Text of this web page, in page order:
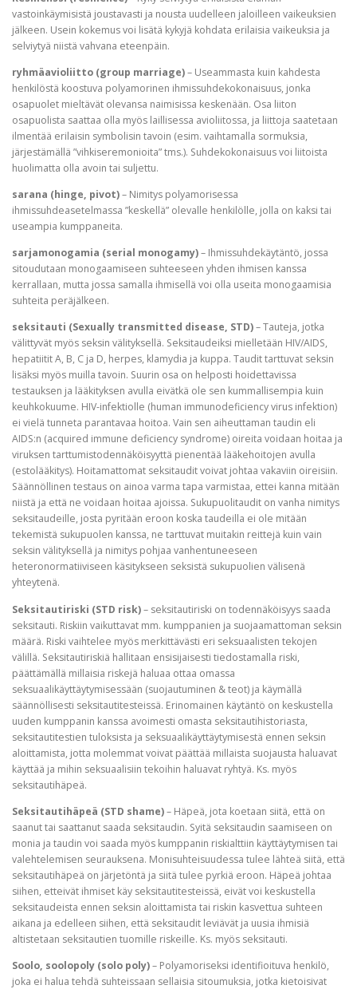
vastoinkäymisistä joustavasti ja nousta uudelleen jaloilleen vaikeuksien
jälkeen. Usein kokemus voi lisätä kykyjä kohdata erilaisia vaikeuksia ja
selviytyä niistä vahvana eteenpäin.
ryhmäavioliitto (group marriage)– Useammasta kuin kahdesta
henkilöstä koostuva polyamorinen ihmissuhdekokonaisuus, jonka
osapuolet mieltävät olevansa naimisissa keskenään. Osa liiton
osapuolista saattaa olla myös laillisessa avioliitossa, ja liittoja saatetaan
ilmentää erilaisin symbolisin tavoin (esim. vaihtamalla sormuksia,
järjestämällä ”vihkiseremonioita” tms.). Suhdekokonaisuus voi liitoista
huolimatta olla avoin tai suljettu.
sarana (hinge, pivot)– Nimitys polyamorisessa
ihmissuhdeasetelmassa ”keskellä” olevalle henkilölle, jolla on kaksi tai
useampia kumppaneita.
sarjamonogamia (serial monogamy)– Ihmissuhdekäytäntö, jossa
sitoudutaan monogaamiseen suhteeseen yhden ihmisen kanssa
kerrallaan, mutta jossa samalla ihmisellä voi olla useita monogaamisia
suhteita peräjälkeen.
seksitauti (Sexually transmitted disease, STD)– Tauteja, jotka
välittyvät myös seksin välityksellä. Seksitaudeiksi mielletään HIV/AIDS,
hepatiitit A, B, C ja D, herpes, klamydia ja kuppa. Taudit tarttuvat seksin
lisäksi myös muilla tavoin. Suurin osa on helposti hoidettavissa
testauksen ja lääkityksen avulla eivätkä ole sen kummallisempia kuin
keuhkokuume. HIV-infektiolle (human immunodeficiency virus infektion)
ei vielä tunneta parantavaa hoitoa. Vain sen aiheuttaman taudin eli
AIDS:n (acquired immune deficiency syndrome) oireita voidaan hoitaa ja
viruksen tarttumistodennäköisyyttä pienentää lääkehoitojen avulla
(estolääkitys). Hoitamattomat seksitaudit voivat johtaa vakaviin oireisiin.
Säännöllinen testaus on ainoa varma tapa varmistaa, ettei kanna mitään
niistä ja että ne voidaan hoitaa ajoissa. Sukupuolitaudit on vanha nimitys
seksitaudeille, josta pyritään eroon koska taudeilla ei ole mitään
tekemistä sukupuolen kanssa, ne tarttuvat muitakin reittejä kuin vain
seksin välityksellä ja nimitys pohjaa vanhentuneeseen
heteronormatiiviseen käsitykseen seksistä sukupuolien välisenä
yhteytenä.
Seksitautiriski (STD risk)– seksitautiriski on todennäköisyys saada
seksitauti. Riskiin vaikuttavat mm. kumppanien ja suojaamattoman seksin
määrä. Riski vaihtelee myös merkittävästi eri seksuaalisten tekojen
välillä. Seksitautiriskiä hallitaan ensisijaisesti tiedostamalla riski,
päättämällä millaisia riskejä haluaa ottaa omassa
seksuaalikäyttäytymisessään (suojautuminen & teot) ja käymällä
säännöllisesti seksitautitesteissä. Erinomainen käytäntö on keskustella
uuden kumppanin kanssa avoimesti omasta seksitautihistoriasta,
seksitautitestien tuloksista ja seksuaalikäyttäytymisestä ennen seksin
aloittamista, jotta molemmat voivat päättää millaista suojausta haluavat
käyttää ja mihin seksuaalisiin tekoihin haluavat ryhtyä. Ks. myös
seksitautihäpeä.
Seksitautihäpeä (STD shame)– Häpeä, jota koetaan siitä, että on
saanut tai saattanut saada seksitaudin. Syitä seksitaudin saamiseen on
monia ja taudin voi saada myös kumppanin riskialttiin käyttäytymisen tai
valehtelemisen seurauksena. Monisuhteisuudessa tulee lähteä siitä, että
seksitautihäpeä on järjetöntä ja siitä tulee pyrkiä eroon. Häpeä johtaa
siihen, etteivät ihmiset käy seksitautitesteissä, eivät voi keskustella
seksitaudeista ennen seksin aloittamista tai riskin kasvettua suhteen
aikana ja edelleen siihen, että seksitaudit leviävät ja uusia ihmisiä
altistetaan seksitautien tuomille riskeille. Ks. myös seksitauti.
Soolo, soolopoly (solo poly)– Polyamoriseksi identifioituva henkilö,
joka ei halua tehdä suhteissaan sellaisia sitoumuksia, jotka kietoisivat